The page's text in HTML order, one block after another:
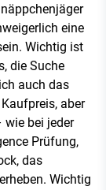
eine
Wichtig ist
die Suche
auch das
aber
wie bei jeder
Prüfung,
das
Wichtig